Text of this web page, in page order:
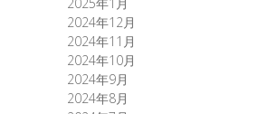
2024年12月
2024年11月
2024年10月
2024年9月
2024年8月